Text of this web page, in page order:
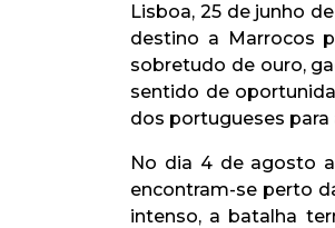
Lisboa, 25 de junho
destino a Marrocos
sobretudo de ouro,
sentido de
dos portugueses para
No dia 4 de agosto
encontram-se perto
intenso, a batalha